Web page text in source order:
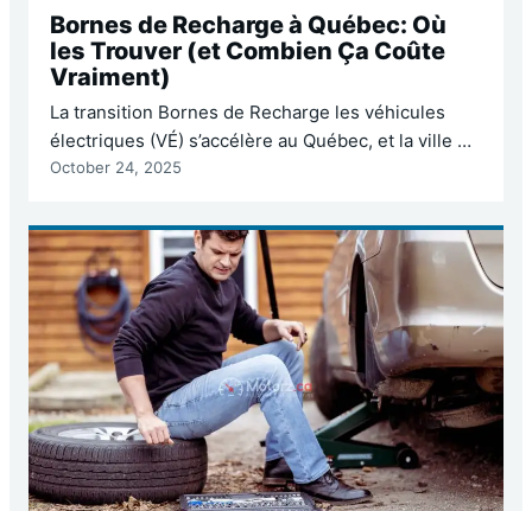
Bornes de Recharge à Québec: Où
les Trouver (et Combien Ça Coûte
Vraiment)
La transition Bornes de Recharge les véhicules
électriques (VÉ) s’accélère au Québec, et la ville de
Québec n’échappe pas à cette vague verte. Si
environnementaux et économiques indéniables,
une question revient constamment, surtout avec
les rigueurs de l’hiver québécois : où puis-je
trouver une borne de recharge fiable et…
October 24, 2025